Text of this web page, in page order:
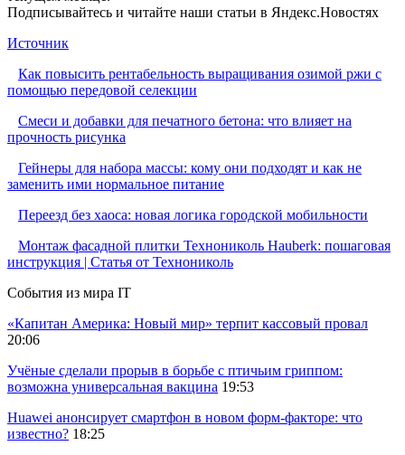
Подписывайтесь и читайте наши статьи в Яндекс.Новостях
Источник
Как повысить рентабельность выращивания озимой ржи с
помощью передовой селекции
Смеси и добавки для печатного бетона: что влияет на
прочность рисунка
Гейнеры для набора массы: кому они подходят и как не
заменить ими нормальное питание
Переезд без хаоса: новая логика городской мобильности
Монтаж фасадной плитки Технониколь Hauberk: пошаговая
инструкция | Статья от Технониколь
События из мира IT
«Капитан Америка: Новый мир» терпит кассовый провал
20:06
Учёные сделали прорыв в борьбе с птичьим гриппом:
возможна универсальная вакцина 19:53
Huawei анонсирует смартфон в новом форм-факторе: что
известно? 18:25